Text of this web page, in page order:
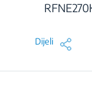
Dijeli